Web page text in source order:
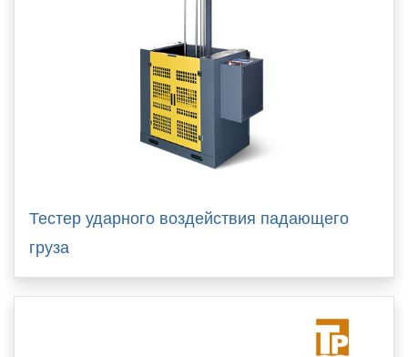
Тестер ударного воздействия падающего
груза